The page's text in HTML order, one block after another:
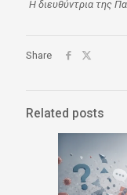
H διευθύντρια της
Share
Related posts